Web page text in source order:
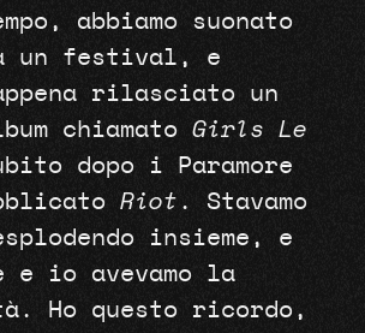
abbiamo suonato
un festival, e
rilasciato un
chiamato Girls Le
dopo i Paramore
Riot . Stavamo
insieme, e
e io avevamo la
Ho questo ricordo,